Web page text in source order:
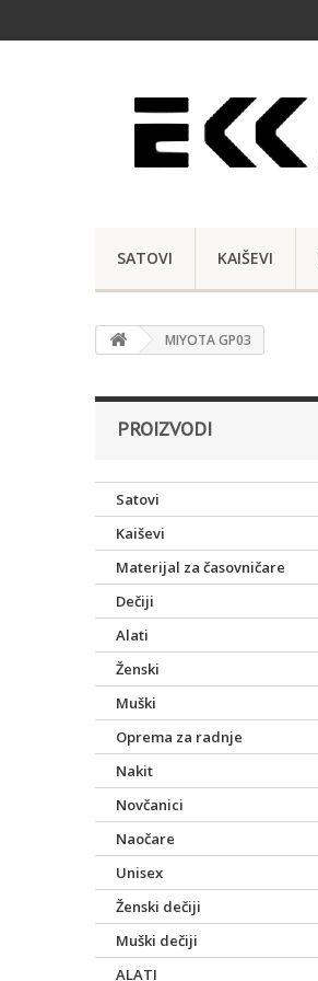
SATOVI KAIŠEVI
MIYOTA GP03
PROIZVODI
Satovi
Kaiševi
Materijal za časovničare
Dečiji
Alati
Ženski
Muški
Oprema za radnje
Nakit
Novčanici
Naočare
Unisex
Ženski dečiji
Muški dečiji
ALATI